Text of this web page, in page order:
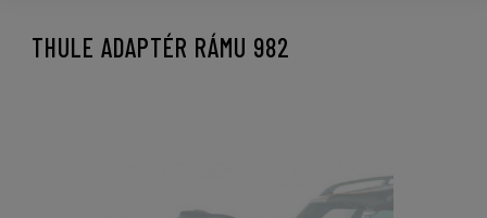
THULE ADAPTÉR RÁMU 982